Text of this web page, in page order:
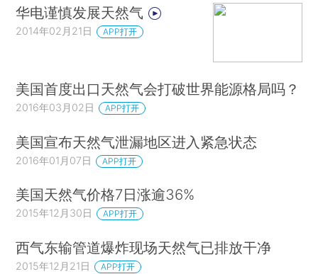
华电谨慎发展天然气
2014年02月21日 APP打开
美国首度出口天然气会打破世界能源格局吗？
2016年03月02日 APP打开
美国宣布天然气泄漏地区进入紧急状态
2016年01月07日 APP打开
美国天然气价格7日涨逾36%
2015年12月30日 APP打开
西气东输管道爆炸现场天然气已排放干净
2015年12月21日 APP打开